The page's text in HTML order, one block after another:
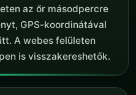
az őr másodpercre
GPS-koordinátával
A webes felületen
is visszakereshetők.